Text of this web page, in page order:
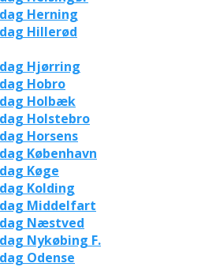
Herning
Hillerød
Hjørring
Hobro
Holbæk
Holstebro
Horsens
København
Køge
Kolding
Middelfart
Næstved
Nykøbing F.
Odense